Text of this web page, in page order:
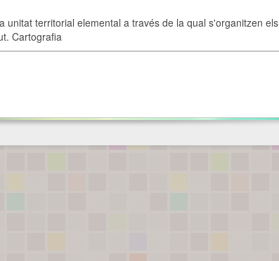
unitat territorial elemental a través de la qual s'organitzen els
Cartografia